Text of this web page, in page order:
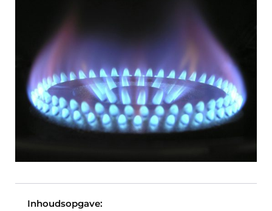
Inhoudsopgave: